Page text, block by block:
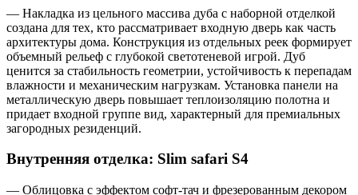
— Накладка из цельного массива дуба с наборной отделкой
создана для тех, кто рассматривает входную дверь как часть
архитектуры дома. Конструкция из отдельных реек формирует
объемный рельеф с глубокой светотеневой игрой. Дуб
ценится за стабильность геометрии, устойчивость к перепадам
влажности и механическим нагрузкам. Установка панели на
металлическую дверь повышает теплоизоляцию полотна и
придает входной группе вид, характерный для премиальных
загородных резиденций.
Внутренняя отделка: Slim safari S4
— Облицовка с эффектом софт-тач и фрезерованным декором